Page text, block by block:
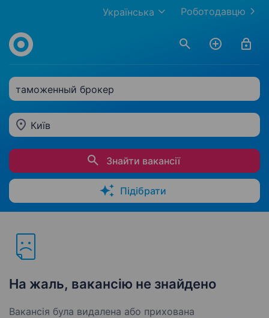
Роботодавцю
Українська
таможенный брокер
Київ
Знайти вакансії
Підібрати
На жаль, вакансію не знайдено
Вакансія була видалена або прихована